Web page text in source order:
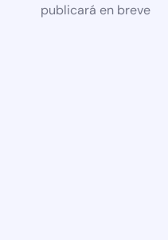
publicará en breve